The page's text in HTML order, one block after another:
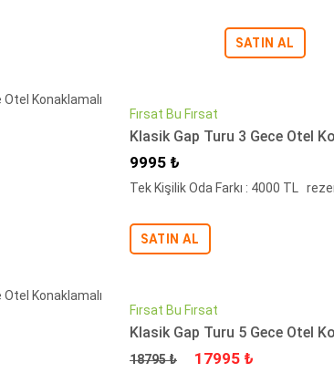
SATIN AL
Fırsat Bu Fırsat
Klasik Gap Turu 3 Gece Otel
İndirimli Fiyat
9995 ₺
Tek Kişilik Oda Farkı : 4000 TL
SATIN AL
Fırsat Bu Fırsat
Klasik Gap Turu 5 Gece Otel
Fiyat
18795 ₺ İndirimli Fiyat
17995 ₺